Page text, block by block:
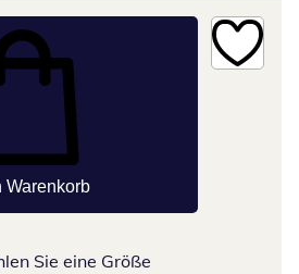
Warenkorb
Sie eine Größe